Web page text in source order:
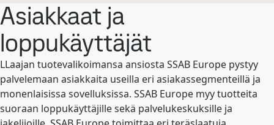
Asiakkaat ja
loppukäyttäjät
LLaajan tuotevalikoimansa ansiosta SSAB Europe pystyy
palvelemaan asiakkaita useilla eri asiakassegmenteillä ja
monenlaisissa sovelluksissa. SSAB Europe myy tuotteita
suoraan loppukäyttäjille sekä palvelukeskuksille ja